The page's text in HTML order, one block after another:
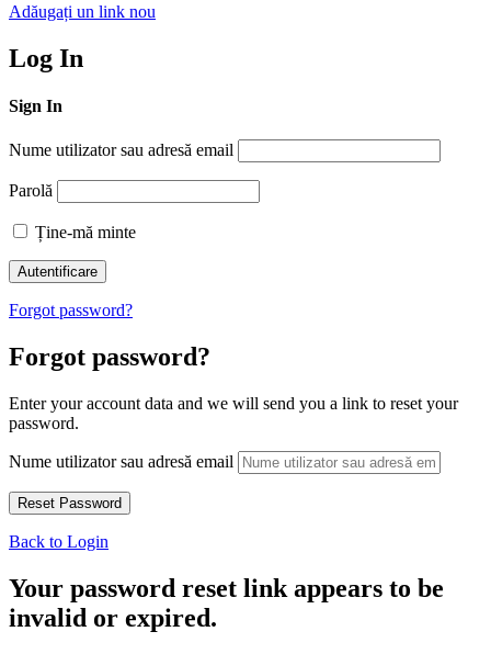
Adăugați un link nou
Log In
Sign In
Nume utilizator sau adresă email
Parolă
Ține-mă minte
Forgot password?
Forgot password?
Enter your account data and we will send you a link to reset your
password.
Nume utilizator sau adresă email
Back to Login
Your password reset link appears to be
invalid or expired.